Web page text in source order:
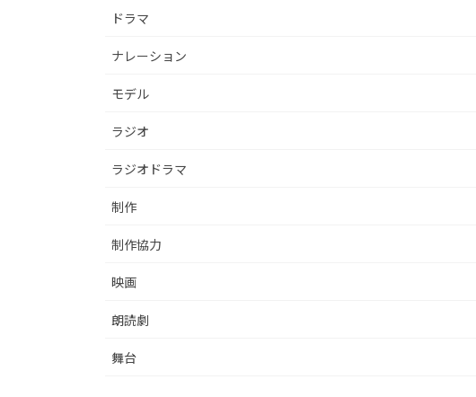
ドラマ
ナレーション
モデル
ラジオ
ラジオドラマ
制作
制作協力
映画
朗読劇
舞台